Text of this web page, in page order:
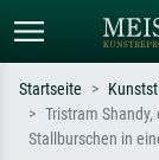
Startseite
Tristram
Stallburschen in